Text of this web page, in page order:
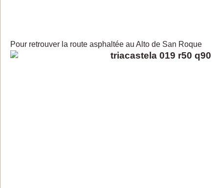
Pour retrouver la route asphaltée au Alto de San Roque